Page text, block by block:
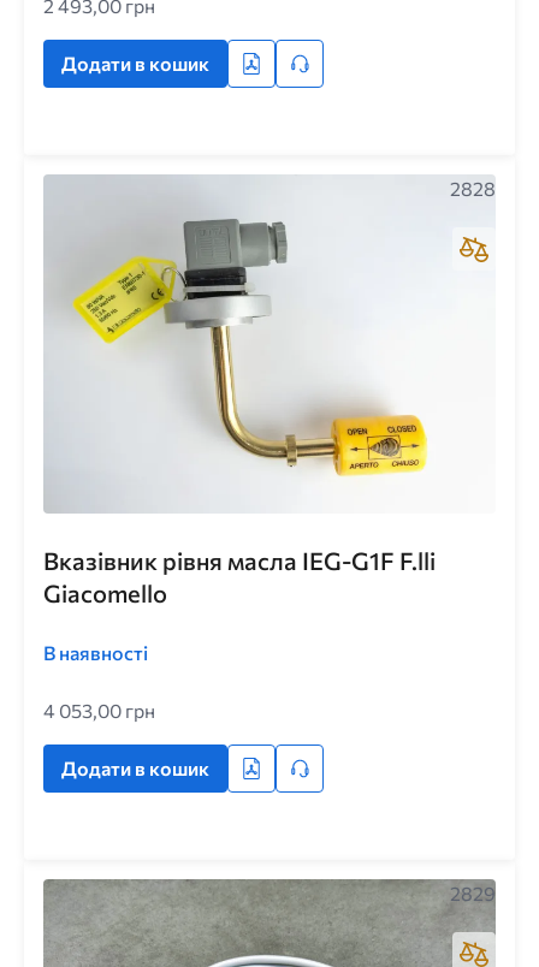
2 493,00 грн
Додати в кошик
Вказівник рівня масла IEG-G1F F.lli
Giacomello
В наявності
4 053,00 грн
Додати в кошик
2828
2829